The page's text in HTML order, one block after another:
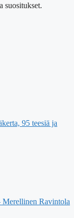
suositukset.
95 teesiä ja
Merellinen Ravintola